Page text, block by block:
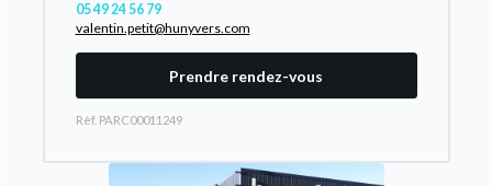
05 49 24 56 79
valentin.petit@hunyvers.com
Prendre rendez-vous
Rèf. PARC00011249